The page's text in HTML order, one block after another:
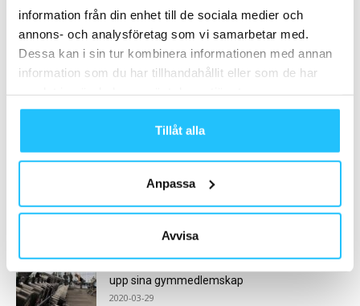
information från din enhet till de sociala medier och
annons- och analysföretag som vi samarbetar med.
Dessa kan i sin tur kombinera informationen med annan
information som du har tillhandahållit eller som de har
Tillåt alla
Anpassa
Avvisa
Fortsatta problem för F45 – aktiekursen rasar
och företaget avnoteras från...
2023-08-18
LES MILLS SUPERSTAR 2024 är avgjord!
Ny WHO-rapport: Svensk miljardnota för
bristen på fysisk aktivitet
upp sina gymmedlemskap
2020-03-29